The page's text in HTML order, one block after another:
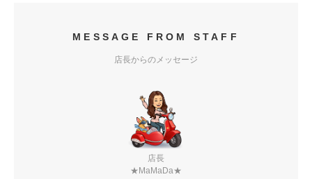
MESSAGE FROM STAFF
店長からのメッセージ
店長
★MaMaDa★